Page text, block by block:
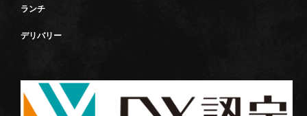
ランチ
デリバリー